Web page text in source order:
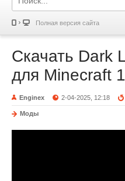
Полная версия сайта
Скачать Dark
для Minecraft
Enginex 2-04-2025, 12:18
Моды